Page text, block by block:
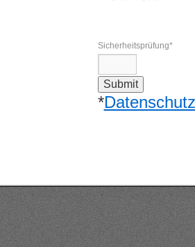
Sicherheitsprüfung*
*Datenschutz